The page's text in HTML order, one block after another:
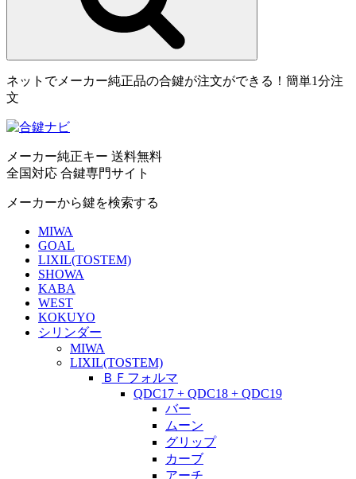
ネットでメーカー純正品の合鍵が注文ができる！簡単1分注
文
メーカー純正キー 送料無料
全国対応 合鍵専門サイト
メーカーから鍵を検索する
MIWA
GOAL
LIXIL(TOSTEM)
SHOWA
KABA
WEST
KOKUYO
シリンダー
MIWA
LIXIL(TOSTEM)
ＢＦフォルマ
QDC17 + QDC18 + QDC19
バー
ムーン
グリップ
カーブ
アーチ